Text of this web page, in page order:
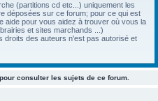
(partitions cd etc...) uniquement les
déposées sur ce forum; pour ce qui est
aide pour vous aidez à trouver où vous la
et sites marchands ...)
droits des auteurs n'est pas autorisé et
consulter les sujets de ce forum.